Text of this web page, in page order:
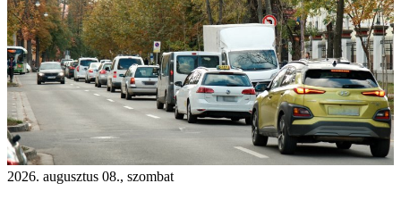
2026. augusztus 08., szombat